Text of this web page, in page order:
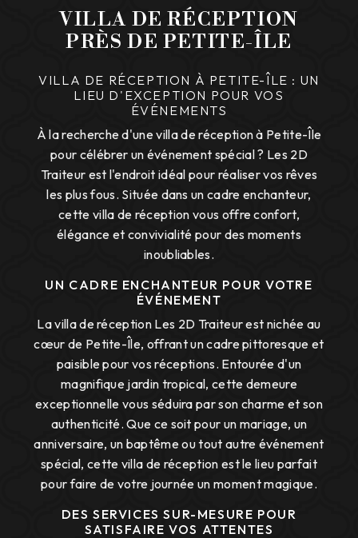
VILLA DE RÉCEPTION
PRÈS DE PETITE-ÎLE
VILLA DE RÉCEPTION À PETITE-ÎLE : UN
LIEU D'EXCEPTION POUR VOS
ÉVÉNEMENTS
À la recherche d'une villa de réception à Petite-Île
pour célébrer un événement spécial ? Les 2D
Traiteur est l'endroit idéal pour réaliser vos rêves
les plus fous. Située dans un cadre enchanteur,
cette villa de réception vous offre confort,
élégance et convivialité pour des moments
inoubliables.
UN CADRE ENCHANTEUR POUR VOTRE
ÉVÉNEMENT
La villa de réception Les 2D Traiteur est nichée au
cœur de Petite-Île, offrant un cadre pittoresque et
paisible pour vos réceptions. Entourée d'un
magnifique jardin tropical, cette demeure
exceptionnelle vous séduira par son charme et son
authenticité. Que ce soit pour un mariage, un
anniversaire, un baptême ou tout autre événement
spécial, cette villa de réception est le lieu parfait
pour faire de votre journée un moment magique.
DES SERVICES SUR-MESURE POUR
SATISFAIRE VOS ATTENTES